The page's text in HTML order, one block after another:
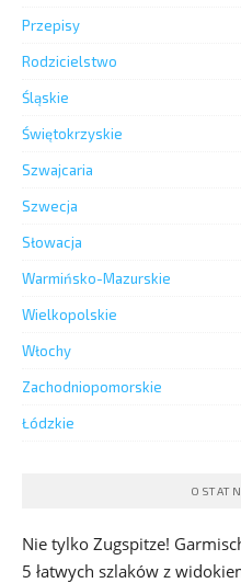
Przepisy
Rodzicielstwo
Śląskie
Świętokrzyskie
Szwajcaria
Szwecja
Słowacja
Warmińsko-Mazurskie
Wielkopolskie
Włochy
Zachodniopomorskie
Łódzkie
Nie tylko Zugspitze!
5 łatwych szlaków z